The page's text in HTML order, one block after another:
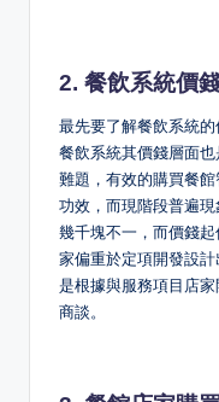
2. 餐飲系統價
最先要了解餐飲系統
餐飲系統其價錢層面
難題，有效的購買餐
功效，而現階段普遍
幾千塊不一，而價錢
家偏重於定項開發設
是根據與服務項目店
商談。